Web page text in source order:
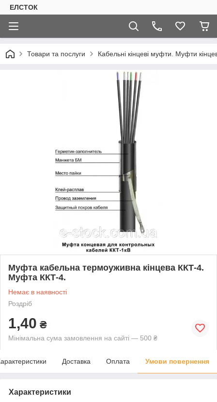
ЕЛСТОК
Товари та послуги Кабельні кінцеві муфти. Муфти
Муфта кабельна термоуживна кінцева ККТ-4.
Муфта ККТ-4.
Немає в наявності
Роздріб
1,40 ₴
Мінімальна сума замовлення на сайті — 500 ₴
Доставка Оплата Умови повернення
Характеристики